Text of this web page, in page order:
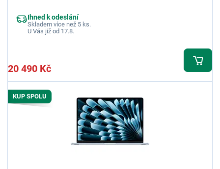
Ihned k odeslání
Skladem více než 5 ks.
U Vás již od 17.8.
20 490 Kč
KUP SPOLU